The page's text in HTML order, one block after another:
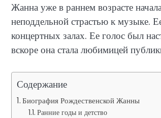
Жанна уже в раннем возрасте
неподдельной страстью к музыке.
концертных залах. Ее голос был
вскоре она стала любимицей
Содержание
Биография Рождественской Жанны
Ранние годы и детство